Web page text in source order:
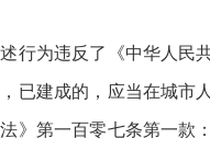
为违反了《中华人民共
已建成的，应当在城市
》第一百零七条第一款